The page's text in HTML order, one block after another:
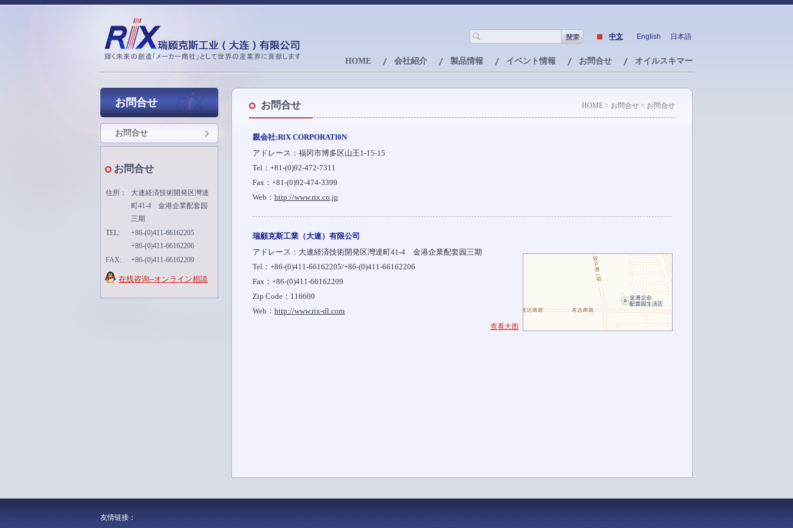
中文 English 日本語
HOME 会社紹介 製品情報 イベント情報 お問合せ オイルスキマー
お問合せ
お問合せ
お問合せ
住所：
大連経済技術開発区灣達
町41-4 金港企業配套园
三期
TEL:
+86-(0)411-66162205
+86-(0)411-66162206
FAX:
+86-(0)411-66162209
在线咨询--オンライン相談
お問合せ HOME > お問合せ > お問合せ
親会社:RlX CORPORATl0N
アドレース：福冈市博多区山王1-15-15
Tel：+81-(0)92-472-7311
Fax：+81-(0)92-474-3399
Web： http://www.rix.co.jp
瑞顧克斯工業（大連）有限公司
アドレース：大連経済技術開発区灣達町41-4 金港企業配套园三期
Tel：+86-(0)411-66162205/+86-(0)411-66162206
Fax：+86-(0)411-66162209
Zip Code：116600
Web： http://www.rix-dl.com
查看大图
友情链接：